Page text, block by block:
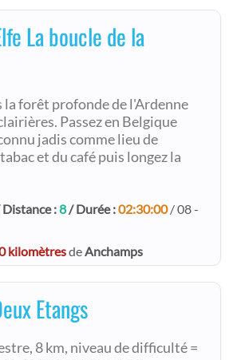
La boucle de la
la forêt profonde de l'Ardenne
Passez en Belgique
jadis comme lieu de
et du café puis longez la
:8/ Durée :02:30:00/ 08 -
kilomètresdeAnchamps
Etangs
8 km, niveau de difficulté =